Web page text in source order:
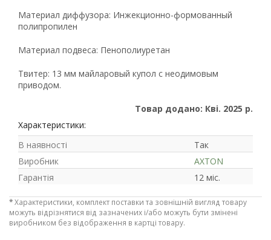
Материал диффузора: Инжекционно-формованный
полипропилен
Материал подвеса: Пенополиуретан
Твитер: 13 мм майларовый купол с неодимовым
приводом.
Товар додано: Кві. 2025 р.
Характеристики:
В наявності
Так
Виробник
AXTON
Гарантія
12 міс.
*Характеристики, комплект поставки та зовнішній вигляд товару
можуть відрізнятися від зазначених і/або можуть бути змінені
виробником без відображення в картці товару.